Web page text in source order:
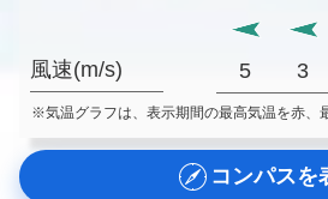
風速(m/s) 5 3
※気温グラフは、表示期間の最高気温を赤、
コンパスを